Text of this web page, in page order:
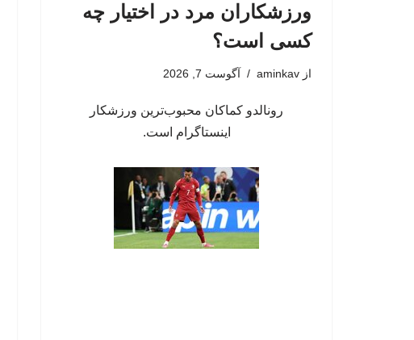
ورزشکاران مرد در اختیار چه
کسی است؟
از aminkav آگوست 7, 2026
رونالدو کماکان محبوب‌ترین ورزشکار
اینستاگرام است.